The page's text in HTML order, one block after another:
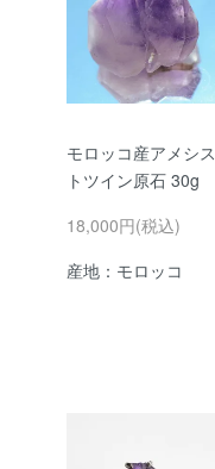
モロッコ産アメシス
トツイン原石 30g
18,000円(税込)
産地：モロッコ